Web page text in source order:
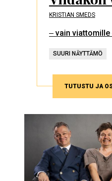
KRISTIAN SMEDS
‒ vain viattomille
SUURI NÄYTTÄMÖ
TUTUSTU JA